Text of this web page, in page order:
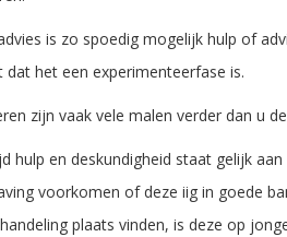
is zo spoedig mogelijk hulp of
dat het een experimenteerfase is.
zijn vaak vele malen verder dan u
hulp en deskundigheid staat gelijk
voorkomen of deze iig in goede
plaats vinden, is deze op